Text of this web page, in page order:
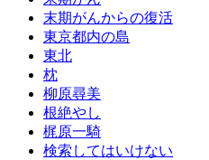
末期がんからの復活
東京都内の島
東北
枕
柳原尋美
根絶やし
梶原一騎
検索してはいけない